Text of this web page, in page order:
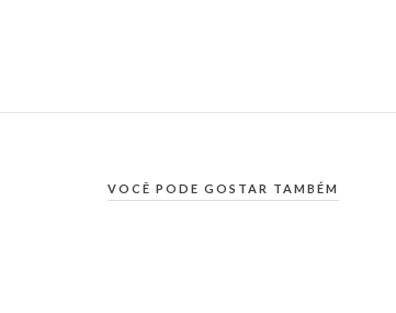
VOCÊ PODE GOSTAR TAMBÉM